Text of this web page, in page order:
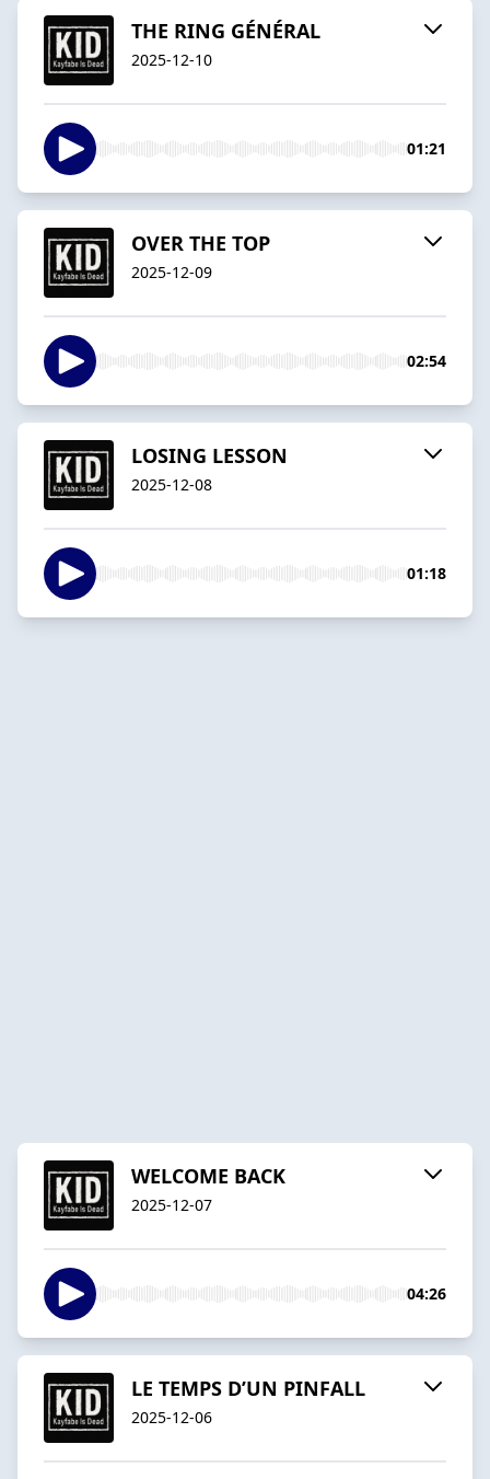
THE RING GÉNÉRAL
2025-12-10
01:21
OVER THE TOP
2025-12-09
02:54
LOSING LESSON
2025-12-08
01:18
WELCOME BACK
2025-12-07
04:26
LE TEMPS D’UN PINFALL
2025-12-06